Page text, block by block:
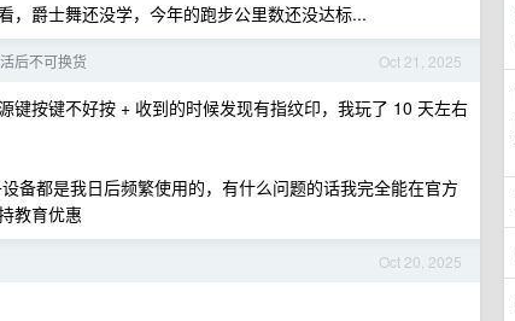
，爵士舞还没学，今年的跑步公里数还没达标...
Oct 21, 2025
后不可换货
按键不好按 + 收到的时候发现有指纹印，我玩了 10 天左右
备都是我日后频繁使用的，有什么问题的话我完全能在官方
教育优惠
Oct 20, 2025